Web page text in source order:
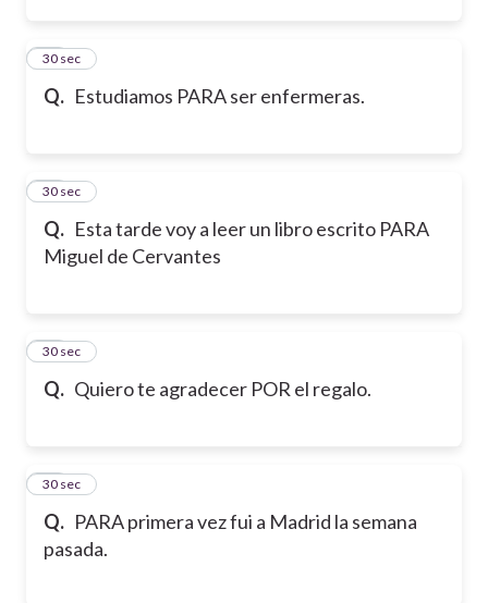
Q. Estudiamos PARA ser enfermeras.
21
30 sec
Q. Esta tarde voy a leer un libro escrito PARA
Miguel de Cervantes
22
30 sec
Q. Quiero te agradecer POR el regalo.
23
30 sec
Q. PARA primera vez fui a Madrid la semana
pasada.
24
30 sec